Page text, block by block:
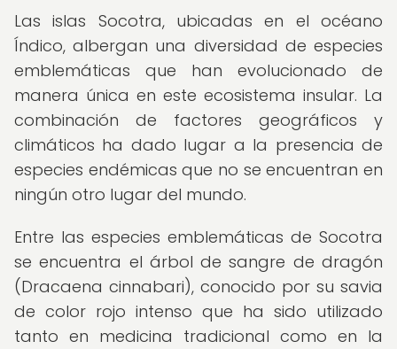
Las islas Socotra, ubicadas en el océano
Índico, albergan una diversidad de especies
emblemáticas que han evolucionado de
manera única en este ecosistema insular. La
combinación de factores geográficos y
climáticos ha dado lugar a la presencia de
especies endémicas que no se encuentran en
ningún otro lugar del mundo.
Entre las especies emblemáticas de Socotra
se encuentra el árbol de sangre de dragón
(Dracaena cinnabari), conocido por su savia
de color rojo intenso que ha sido utilizado
tanto en medicina tradicional como en la